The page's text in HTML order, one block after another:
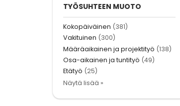
TYÖSUHTEEN MUOTO
Kokopäiväinen (381)
Vakituinen (300)
Määräaikainen ja projektityö (138)
Osa-aikainen ja tuntityö (49)
Etätyö (25)
Näytä lisää »